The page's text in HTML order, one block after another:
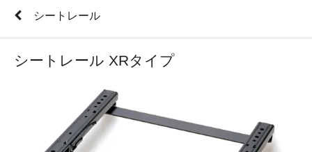
シートレール
シートレール XRタイプ